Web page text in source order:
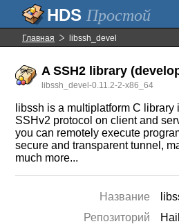
Простой
Главная libssh_devel
A SSH2 library
libssh_devel-0.11.2-2-x86_64
libssh is a multiplatform C
SSHv2 protocol on client and
you can remotely execute
secure and transparent tunnel,
much more...
Название
Репозиторий